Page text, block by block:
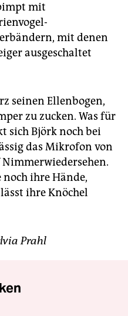
mit
mit denen
ausgeschaltet
seinen Ellenbogen,
zu zucken. Was für
sich Björk noch bei
das Mikrofon von
ihre Hände,
ihre Knöchel
Prahl